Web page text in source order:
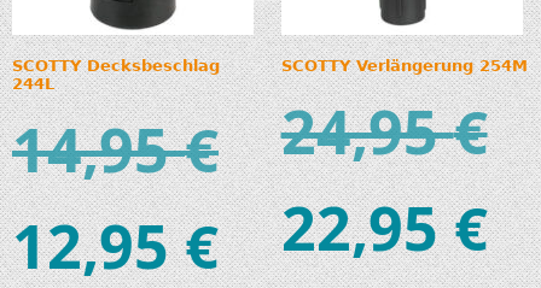
SCOTTY Decksbeschlag
244L
14,95€
12,95€
SCOTTY Verlängerung 254M
24,95€
22,95€